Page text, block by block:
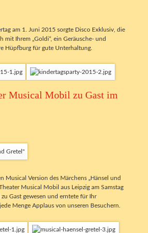
am 1. Juni 2015 sorgte Disco Exklusiv, die
mit Ihrem „Goldi“, ein Geräusche- und
Hüpfburg für gute Unterhaltung.
Musical Mobil zu Gast im
Musical Version des Märchens „Hänsel und
Musical Mobil aus Leipzig am Samstag
Gast gewesen und erntete für Ihr
Menge Applaus von unseren Besuchern.